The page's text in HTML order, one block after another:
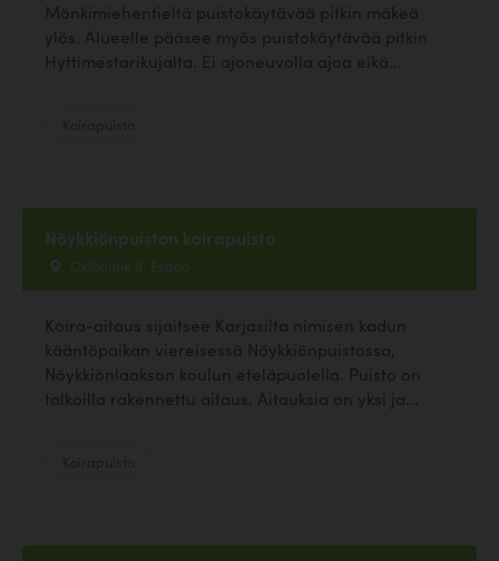
Mönkimiehentieltä puistokäytävää pitkin mäkeä
ylös. Alueelle pääsee myös puistokäytävää pitkin
Hyttimestarikujalta. Ei ajoneuvolla ajoa eikä...
Nöykkiönpuiston koirapuisto
Oxfotintie 8, Espoo
Koira-aitaus sijaitsee Karjasilta nimisen kadun
kääntöpaikan viereisessä Nöykkiönpuistossa,
Nöykkiönlaakson koulun eteläpuolella. Puisto on
talkoilla rakennettu aitaus. Aitauksia on yksi ja...